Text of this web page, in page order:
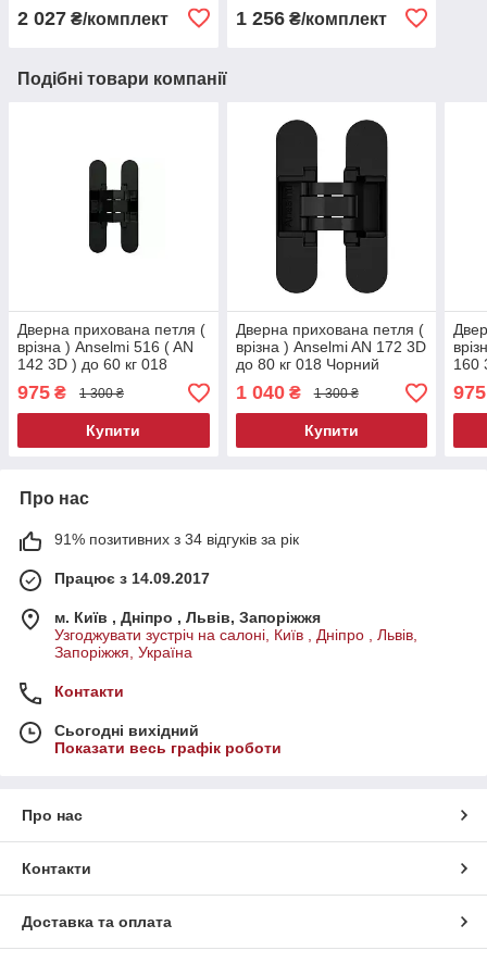
2 027 ₴/комплект 1 256₴/комплект
Подібні товари компанії
Дверна прихована петля (
врізна ) Anselmi 516 ( AN
142 3D ) до 60 кг 018
Чорний матовий
975 ₴ 1 300 ₴
Купити
Дверна прихована петля (
врізна ) Anselmi AN 172 3D
до 80 кг 018 Чорний
матовий
1 040₴ 1 300 ₴
Купити
160
975
Про нас
91% позитивних з 34 відгуків за рік
Працює з 14.09.2017
м. Київ , Дніпро , Львів, Запоріжжя
Узгоджувати зустріч на салоні, Київ , Дніпро , Львів,
Запоріжжя, Україна
Контакти
Сьогодні вихідний
Показати весь графік роботи
Про нас
Контакти
Доставка та оплата